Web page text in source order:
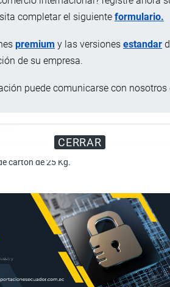
completar el siguiente formulario.
premium y las versiones estandar
de su empresa.
puede comunicarse con nosotros
CERRAR
activo: Lambda-cyhalothrim: 96.0%;
6
activo para la formulación de pesticidas
cartón de 25 Kg.